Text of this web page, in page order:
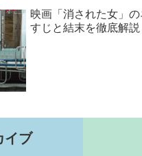
映画「消された女」
すじと結末を徹底解
イブ